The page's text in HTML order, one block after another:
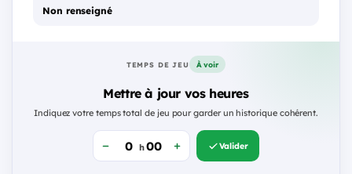
Non renseigné
TEMPS DE JEU À voir
Mettre à jour vos heures
Indiquez votre temps total de jeu pour garder un historique cohérent.
h Valider